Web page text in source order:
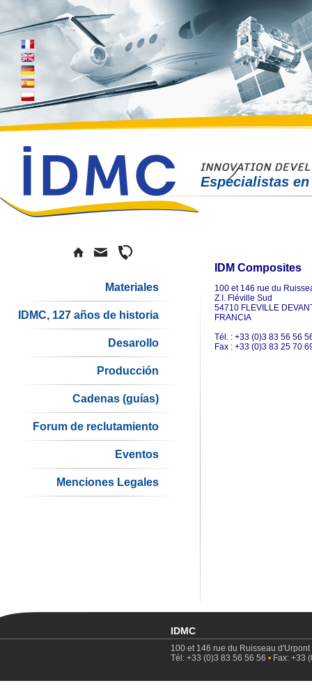
Materiales
IDMC, 127 años de historia
Desarollo
Producción
Cadenas (guías)
Forum de reclutamiento
Eventos
Menciones Legales
Especialistas
IDM Composites
100 et 146 rue du
Z.I. Fléville Sud
54710 FLEVILLE
FRANCIA
Tél. : +33 (0)3 83 56 56
Fax : +33 (0)3 83 25 70
IDMC
100 et 146 rue du Ruisseau d'Urpont
Tél: +33 (0)3 83 56 56 56 • Fax: +33